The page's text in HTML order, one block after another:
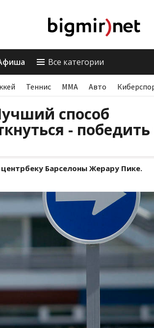
Все категории
Теннис ММА Авто
способ
- победить
Барселоны Жерару Пике.